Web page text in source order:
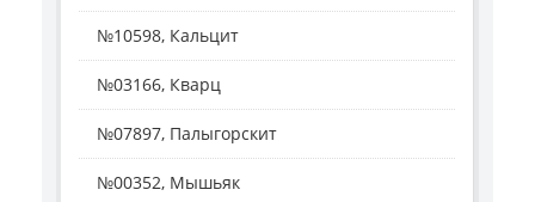
№10598, Кальцит
№03166, Кварц
№07897, Палыгорскит
№00352, Мышьяк